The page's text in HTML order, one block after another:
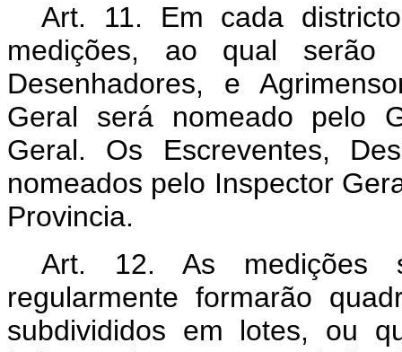
Art. 11. Em cada
medições, ao qual serão
Desenhadores, e
Geral será nomeado pelo
Geral. Os Escreventes,
nomeados pelo Inspector
Provincia.
Art. 12. As medições
regularmente formarão
subdivididos em lotes, ou